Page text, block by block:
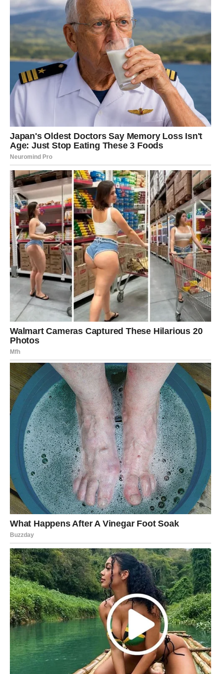
pitanja koja ih dugo muče.
Pred vama su iskreni razgovori i trenutak tokom kojeg će
partner pokazati emocije koje dugo nije znao izraziti.
Neočekivana vijest mogla bi
promijeniti sve
Zvijezde pokazuju da vas tokom narednog perioda
očekuje vijest koju niste očekivali.
Moguće je da će jedna osoba priznati istinu koju je dugo
skrivala ili da ćete konačno saznati razlog zbog kojeg su
se pojedine stvari dešavale baš tako kako jesu.
Ono što će vas posebno šokirati jeste činjenica da ćete
nakon svega osjetiti veliko olakšanje.
Mnogi Strijelčevi će tokom ovog perioda konačno prestati
kriviti sebe za stvari koje nisu mogli promijeniti.
Finansije i posao ulaze u mnogo
bolji period
Iako će emocije biti veoma naglašene, ni poslovna
situacija neće ostati ista.
Pred vama je period tokom kojeg biste mogli dobiti
veoma zanimljivu poslovnu priliku, dodatnu zaradu ili
pomoć koja dolazi onda kada vam je najpotrebnija.
Jedan razgovor mogao bi imati mnogo veći značaj nego
što trenutno mislite.
Mnogi Strijelčevi će tokom ovog perioda osjetiti veliko
olakšanje jer će se problem koji ih dugo opterećuje
konačno početi rješavati.
Zvijezde vam poručuju da više vjerujete sebi jer upravo
sada imate priliku ostvariti mnogo više nego što mislite.